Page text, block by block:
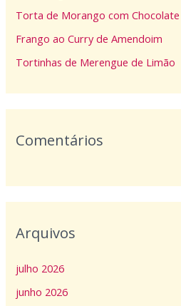
r
p
o
:
Torta de Morango com Chocolate
Frango ao Curry de Amendoim
Tortinhas de Merengue de Limão
Comentários
Arquivos
julho 2026
junho 2026